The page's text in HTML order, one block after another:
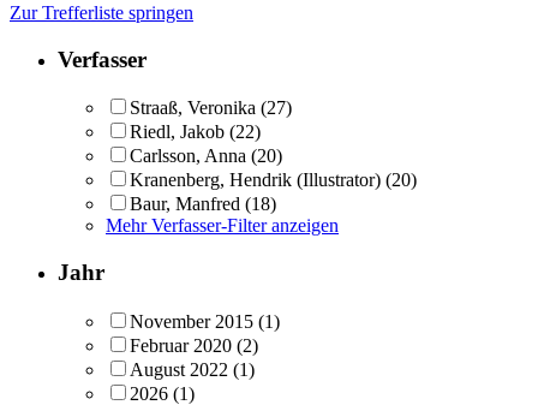
Zur Trefferliste springen
Verfasser
Straaß, Veronika (27)
Riedl, Jakob (22)
Carlsson, Anna (20)
Kranenberg, Hendrik (Illustrator) (20)
Baur, Manfred (18)
Mehr Verfasser-Filter anzeigen
Jahr
November 2015 (1)
Februar 2020 (2)
August 2022 (1)
2026 (1)